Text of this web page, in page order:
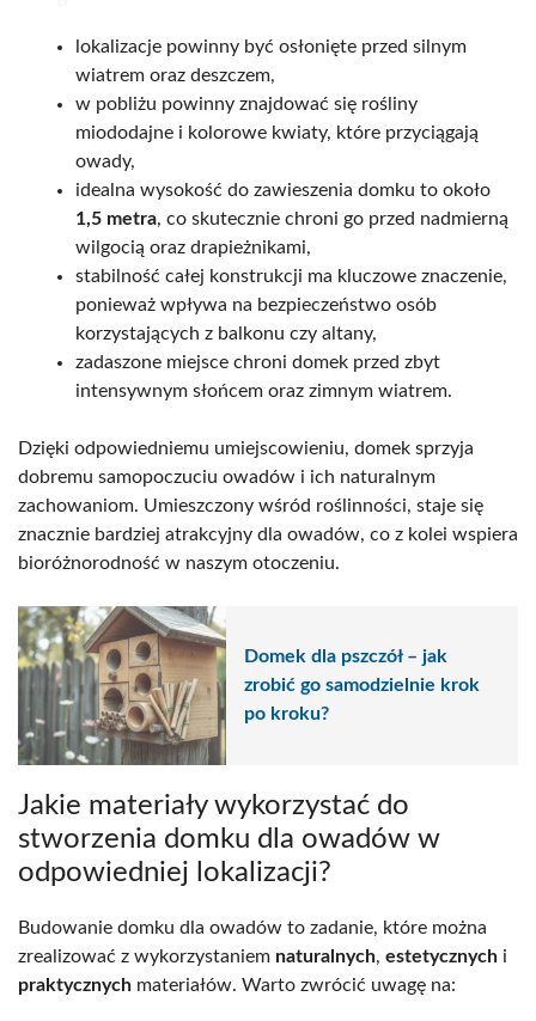
lokalizacje powinny być osłonięte przed silnym
wiatrem oraz deszczem,
w pobliżu powinny znajdować się rośliny
miododajne i kolorowe kwiaty, które przyciągają
owady,
idealna wysokość do zawieszenia domku to około
1,5 metra, co skutecznie chroni go przed nadmierną
wilgocią oraz drapieżnikami,
stabilność całej konstrukcji ma kluczowe znaczenie,
ponieważ wpływa na bezpieczeństwo osób
korzystających z balkonu czy altany,
zadaszone miejsce chroni domek przed zbyt
intensywnym słońcem oraz zimnym wiatrem.
Dzięki odpowiedniemu umiejscowieniu, domek sprzyja
dobremu samopoczuciu owadów i ich naturalnym
zachowaniom. Umieszczony wśród roślinności, staje się
znacznie bardziej atrakcyjny dla owadów, co z kolei wspiera
bioróżnorodność w naszym otoczeniu.
Domek dla pszczół – jak
zrobić go samodzielnie krok
po kroku?
Jakie materiały wykorzystać do
stworzenia domku dla owadów w
odpowiedniej lokalizacji?
Budowanie domku dla owadów to zadanie, które można
zrealizować z wykorzystaniem naturalnych, estetycznych i
praktycznych materiałów. Warto zwrócić uwagę na: